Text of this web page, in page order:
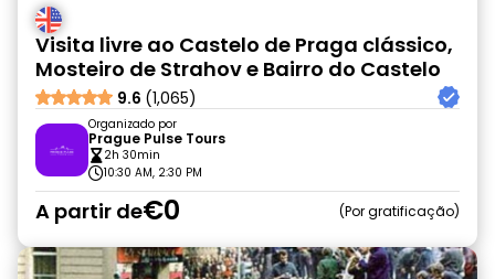
Visita livre ao Castelo de Praga clássico,
Mosteiro de Strahov e Bairro do Castelo
9.6 (1,065)
Organizado por
Prague Pulse Tours
2h 30min
10:30 AM, 2:30 PM
A partir de€0 Por gratificação